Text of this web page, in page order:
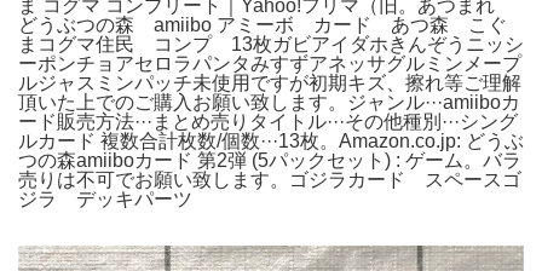
ま コグマ コンプリート｜Yahoo!フリマ（旧。あつまれ
どうぶつの森 amiibo アミーボ カード あつ森 こぐ
まコグマ住民 コンプ 13枚ガビアイダホきんぞうニッシ
ーポンチョアセロラパンタみすずアネッサグルミンメープ
ルジャスミンパッチ未使用ですが初期キズ、擦れ等ご理解
頂いた上でのご購入お願い致します。ジャンル···amiiboカ
ード販売方法···まとめ売りタイトル···その他種別···シング
ルカード 複数合計枚数/個数···13枚。Amazon.co.jp: どうぶ
つの森amiiboカード 第2弾 (5パックセット) : ゲーム。バラ
売りは不可でお願い致します。ゴジラカード スペースゴ
ジラ デッキパーツ